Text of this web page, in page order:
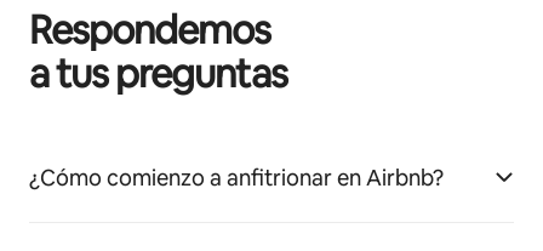
Respondemos
a tus preguntas
¿Cómo comienzo a anfitrionar en Airbnb?